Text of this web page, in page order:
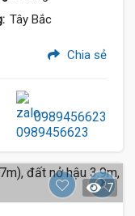
Tây Bắc
Chia sẻ
0989456623
7